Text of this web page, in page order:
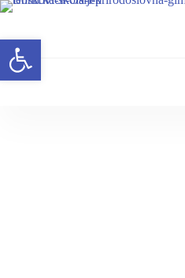
Open toolbar